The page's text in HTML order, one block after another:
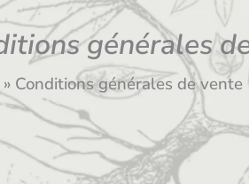
générales
Conditions générales de vente